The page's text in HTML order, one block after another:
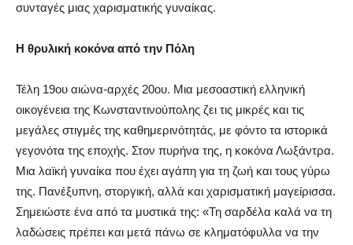
συνταγές μιας χαρισματικής γυναίκας.
Η θρυλική κοκόνα από την Πόλη
Τέλη 19ου αιώνα-αρχές 20ου. Μια μεσοαστική ελληνική
οικογένεια της Κωνσταντινούπολης ζει τις μικρές και τις
μεγάλες στιγμές της καθημερινότητάς, με φόντο τα ιστορικά
γεγονότα της εποχής. Στον πυρήνα της, η κοκόνα Λωξάντρα.
Μια λαϊκή γυναίκα που έχει αγάπη για τη ζωή και τους γύρω
της. Πανέξυπνη, στοργική, αλλά και χαρισματική μαγείρισσα.
Σημειώστε ένα από τα μυστικά της: «Τη σαρδέλα καλά να τη
λαδώσεις πρέπει και μετά πάνω σε κληματόφυλλα να την